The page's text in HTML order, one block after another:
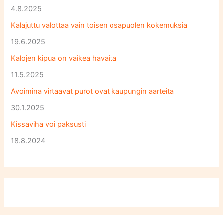
4.8.2025
Kalajuttu valottaa vain toisen osapuolen kokemuksia
19.6.2025
Kalojen kipua on vaikea havaita
11.5.2025
Avoimina virtaavat purot ovat kaupungin aarteita
30.1.2025
Kissaviha voi paksusti
18.8.2024